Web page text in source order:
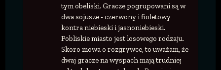
tym obeliski. Gracze pogrupowani są w
dwa sojusze - czerwony i fioletowy
kontra niebieski i jasnoniebieski.
Pobliskie miasto jest losowego rodzaju.
Skoro mowa o rozgrywce, to uważam, że
dwaj gracze na wyspach mają trudniej